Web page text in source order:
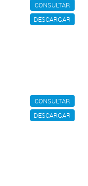
CONSULTAR
DESCARGAR
CONSULTAR
DESCARGAR